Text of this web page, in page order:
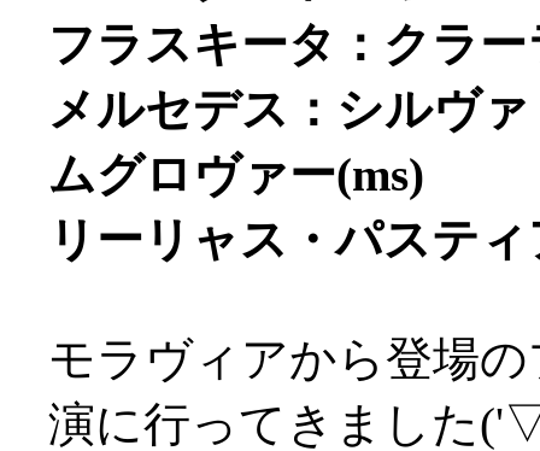
フラスキータ：クラ
メルセデス：シルヴ
ムグロヴァー(ms)
リーリャス・パステ
モラヴィアから登場
演に行ってきました